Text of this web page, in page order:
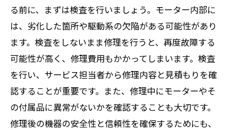
る前に、まずは検査を行いましょう。モーター内部に
は、劣化した箇所や駆動系の欠陥がある可能性があり
ます。検査をしないまま修理を行うと、再度故障する
可能性が高く、修理費用もかかってしまいます。検査
を行い、サービス担当者から修理内容と見積もりを確
認することが重要です。また、修理中にモーターやそ
の付属品に異常がないかを確認することも大切です。
修理後の機器の安全性と信頼性を確保するためにも、